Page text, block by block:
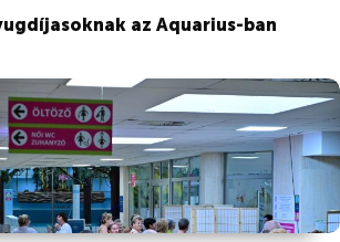
az Aquarius-ban